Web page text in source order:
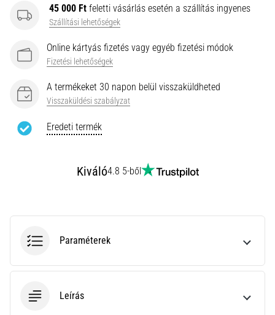
szénhidrát-
szuperkompenzáció
állóképességi
teljesítményt.
tényleg
igaz?
Minden cikk
megjelenítése
45 000 Ft feletti vásárlás esetén a szállítás ingyenes
Szállítási lehetőségek
Online kártyás fizetés vagy egyéb fizetési módok
Fizetési lehetőségek
A termékeket 30 napon belül visszaküldheted
Visszaküldési szabályzat
Eredeti termék
Kiváló4.8 5-ből
Paraméterek
Leírás